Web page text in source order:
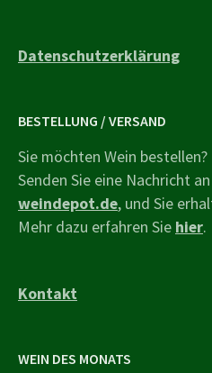
Datenschutzerklärung
BESTELLUNG / VERSAND
Sie möchten Wein bestellen?
Senden Sie eine Nachricht an
weindepot.de, und Sie
Mehr dazu erfahren Sie hier.
Kontakt
WEIN DES MONATS